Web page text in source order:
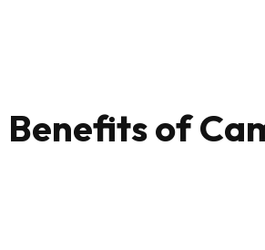
Benefits of